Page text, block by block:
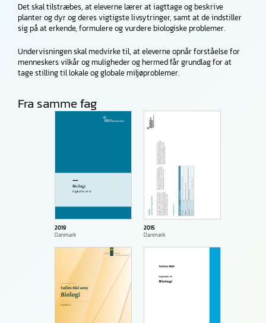
Fra samme fag
2019
Danmark
2015
Danmark
Det skal tilstræbes, at eleverne lærer at iagttage og beskrive
planter og dyr og deres vigtigste livsytringer, samt at de indstiller
sig på at erkende, formulere og vurdere biologiske problemer.
Undervisningen skal medvirke til, at eleverne opnår forståelse for
menneskers vilkår og muligheder og hermed får grundlag for at
tage stilling til lokale og globale miljøproblemer.